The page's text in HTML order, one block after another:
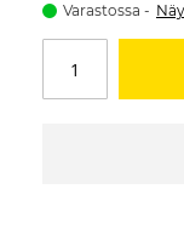
Varastossa